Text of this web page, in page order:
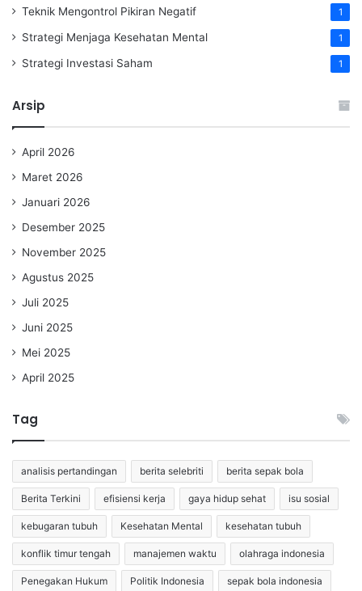
Teknik Mengontrol Pikiran Negatif 1
Strategi Menjaga Kesehatan Mental 1
Strategi Investasi Saham 1
Arsip
April 2026
Maret 2026
Januari 2026
Desember 2025
November 2025
Agustus 2025
Juli 2025
Juni 2025
Mei 2025
April 2025
Tag
analisis pertandingan berita selebriti berita sepak bola
Berita Terkini efisiensi kerja gaya hidup sehat isu sosial
kebugaran tubuh Kesehatan Mental kesehatan tubuh
konflik timur tengah manajemen waktu olahraga indonesia
Penegakan Hukum Politik Indonesia sepak bola indonesia